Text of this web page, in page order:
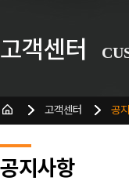
고객센터
고객센터 공
공지사항